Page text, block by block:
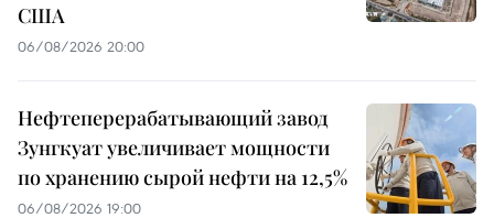
США
06/08/2026 20:00
Нефтеперерабатывающий завод
Зунгкуат увеличивает мощности
по хранению сырой нефти на 12,5%
06/08/2026 19:00